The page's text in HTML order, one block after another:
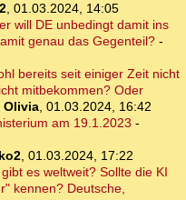
, 01.03.2024, 14:05
will DE unbedingt damit ins
genau das Gegenteil? -
bereits seit einiger Zeit nicht
mitbekommen? Oder
Olivia, 01.03.2024, 16:42
am 19.1.2023 -
, 01.03.2024, 17:22
es weltweit? Sollte die KI
kennen? Deutsche,